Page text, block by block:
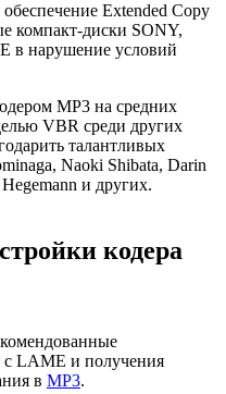
Extended Copy
компакт-диски SONY,
в нарушение условий
MP3 на средних
VBR среди других
талантливых
Naoki Shibata, Darin
и других.
кодера
с LAME и получения
в MP3.